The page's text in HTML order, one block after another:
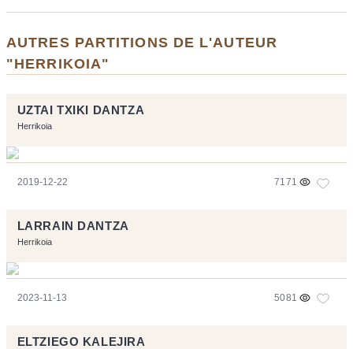
AUTRES PARTITIONS DE L'AUTEUR
"HERRIKOIA"
UZTAI TXIKI DANTZA
Herrikoia
2019-12-22 7171
LARRAIN DANTZA
Herrikoia
2023-11-13 5081
ELTZIEGO KALEJIRA